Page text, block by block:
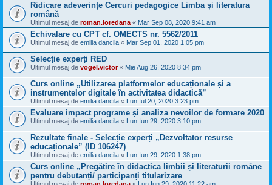
Ridicare adeverințe Cercuri pedagogice Limba și literatura
română
Ultimul mesaj de roman.loredana « Mar Sep 08, 2020 9:41 am
Echivalare cu CPT cf. OMECTS nr. 5562/2011
Ultimul mesaj de emilia dancila « Mar Sep 01, 2020 1:05 pm
Selecție experți RED
Ultimul mesaj de vogel.victor« Mie Aug 26, 2020 8:34 pm
Curs online „Utilizarea platformelor educaționale și a
instrumentelor digitale în activitatea didactică”
Ultimul mesaj de emilia dancila « Lun Iul 20, 2020 3:23 pm
Evaluare impact programe și analiza nevoilor de formare 2020
Ultimul mesaj de emilia dancila « Lun Iun 29, 2020 3:10 pm
Rezultate finale - Selecție experți „Dezvoltator resurse
educaționale” (ID 106247)
Ultimul mesaj de emilia dancila « Lun Iun 29, 2020 1:38 pm
Curs online „Pregătire în didactica limbii și literaturii române
pentru debutanți/ participanți titularizare